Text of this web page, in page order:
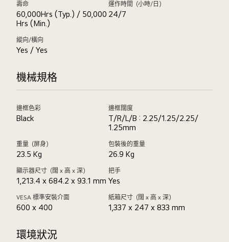
壽命
60,000Hrs (Typ.) / 50,000
Hrs (Min.)
運作時間（小時/日）
24/7
縱向/橫向
Yes / Yes
機械規格
邊框色彩
Black
邊框闊度
T/R/L/B : 2.25/1.25/2.25/
1.25mm
重量（屏身）
23.5 Kg
包裝後的重量
26.9 Kg
顯示器尺寸（闊 x 高 x 深）
1,213.4 x 684.2 x 93.1 mm
把手
Yes
VESA 標準安裝介面
600 x 400
紙箱尺寸（闊 x 高 x 深）
1,337 x 247 x 833 mm
環境狀況